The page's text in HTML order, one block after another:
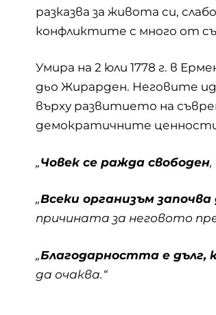
разказва за живота си,
конфликтите с много от
Умира на 2 юли 1778 г. в
дьо Жирарден. Неговите
върху развитието на
демократичните
„Човек се ражда свободен,
„Всеки организъм
причината за неговото
„Благодарността е дълг,
да очаква.“